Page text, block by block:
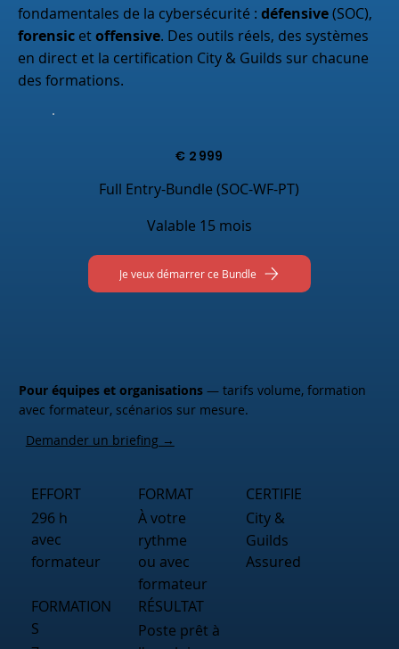
EFFORT
296 h
avec
formateur
FORMAT
À votre
rythme
ou avec
formateur
CERTIFIE
City &
Guilds
Assured
FORMATION
S
RÉSULTAT
Poste prêt à
Pour équipes et organisations — tarifs volume, formation
avec formateur, scénarios sur mesure.
Demander un briefing →
€ 2 999
Full Entry-Bundle (SOC-WF-PT)
Valable 15 mois
Je veux démarrer ce Bundle
fondamentales de la cybersécurité : défensive(SOC),
forensicetoffensive. Des outils réels, des systèmes
en direct et la certification City & Guilds sur chacune
des formations.